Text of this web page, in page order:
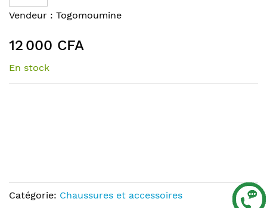
of
the
gallery
Skip
the
beginning
of
Vendeur : Togomoumine
12 000 CFA
En stock
Catégorie: Chaussures et accessoires